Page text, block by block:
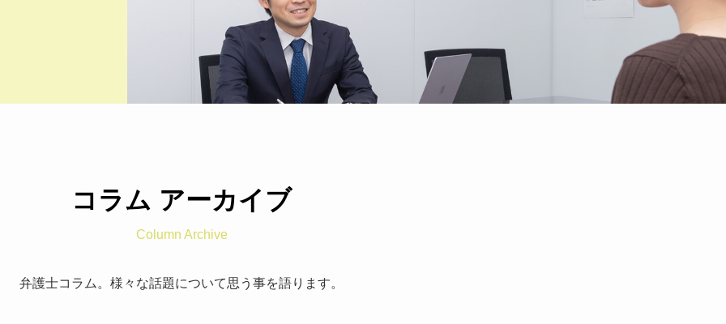
コラム アーカイブ
Column Archive
弁護士コラム。様々な話題について思う事を語ります。